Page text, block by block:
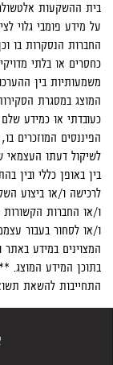
בית ההשקעות
על מידע פומבי גלוי
החברות הנסקרות בו
כחסרים או בלתי
משמעותיות בין
המוצג במסגרת
כעובדתי או כמידע
הפיננסים המוזכרים
לשיקול דעתו העצמאי
בין באופן כללי ובין
לרכישה ו/או ביצוע
ו/או החברות הקשורות
ו/או לסחור בעבור
המצוינים במידע באתר
בתוכן המידע המוצג.
התחייבות להשאת